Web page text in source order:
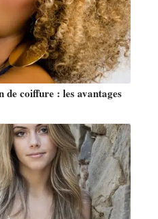
de coiffure : les avantages